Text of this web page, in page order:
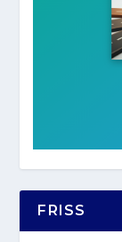
FRISS